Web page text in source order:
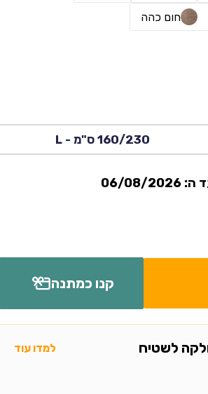
חום כהה
160/230 ס"מ - L
2026
קנו כמתנה
לשטיח למדו עוד